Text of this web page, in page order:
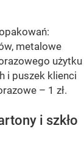
metalowe
użytku
i puszek klienci
– 1 zł.
i szkło